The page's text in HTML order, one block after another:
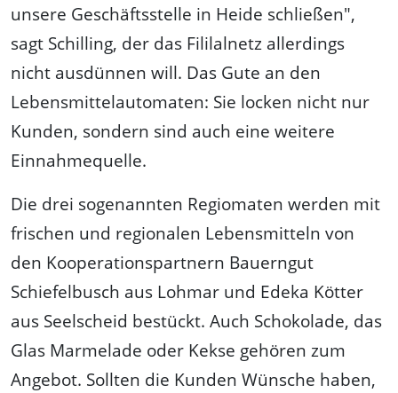
unsere Geschäftsstelle in Heide schließen",
sagt Schilling, der das Fililalnetz allerdings
nicht ausdünnen will. Das Gute an den
Lebensmittelautomaten: Sie locken nicht nur
Kunden, sondern sind auch eine weitere
Einnahmequelle.
Die drei sogenannten Regiomaten werden mit
frischen und regionalen Lebensmitteln von
den Kooperationspartnern Bauerngut
Schiefelbusch aus Lohmar und Edeka Kötter
aus Seelscheid bestückt. Auch Schokolade, das
Glas Marmelade oder Kekse gehören zum
Angebot. Sollten die Kunden Wünsche haben,